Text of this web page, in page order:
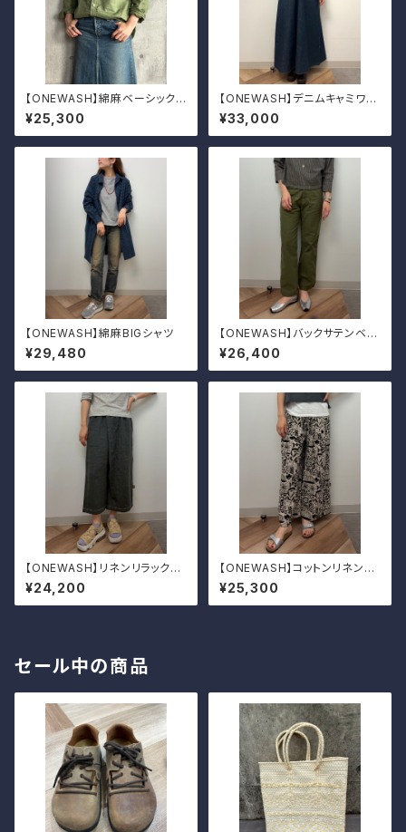
【ONEWASH】綿麻ベーシックシ
ャツ
¥25,300
【ONEWASH】デニムキャミワン
ピ
¥33,000
【ONEWASH】綿麻BIGシャツ
¥29,480
【ONEWASH】バックサテンベイ
カーパンツ
¥26,400
【ONEWASH】リネンリラックス
パンツ
¥24,200
【ONEWASH】コットンリネンキ
ャンバスガウチョパンツ
¥25,300
セール中の商品